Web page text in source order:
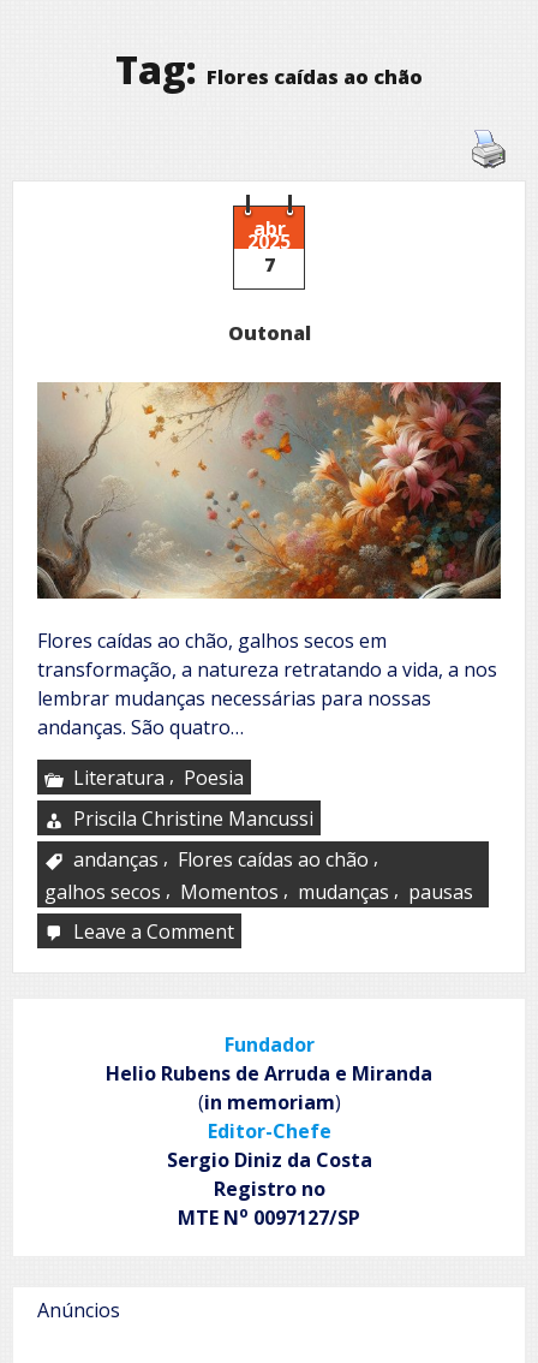
Tag: Flores caídas ao chão
abr
2025
7
Outonal
Flores caídas ao chão, galhos secos em
transformação, a natureza retratando a vida, a nos
lembrar mudanças necessárias para nossas
andanças. São quatro…
Literatura , Poesia
Priscila Christine Mancussi
andanças , Flores caídas ao chão ,
galhos secos , Momentos , mudanças , pausas
Leave a Commenton
Fundador
Helio Rubens de Arruda e Miranda
(in memoriam)
Editor-Chefe
Sergio Diniz da Costa
Registro no
MTE No 0097127/SP
Anúncios